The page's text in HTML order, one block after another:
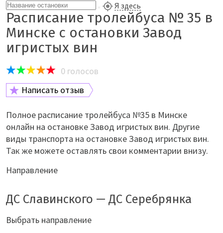
Я здесь
Расписание тролейбуса № 35 в
Минске с остановки Завод
игристых вин
0 голосов
Написать отзыв
Полное расписание тролейбуса №35 в Минске
онлайн на остановке Завод игристых вин. Другие
виды транспорта на остановке Завод игристых вин.
Так же можете оставлять свои комментарии внизу.
Направление
ДС Славинского — ДС Серебрянка
Выбрать направление